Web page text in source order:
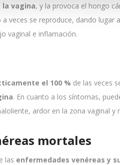
la vagina, y la provoca el hongo
veces se reproduce, dando lugar
vaginal e inflamación.
el 100 % de las veces
. En cuanto a los síntomas,
ardor en la zona vaginal y
mortales
las enfermedades venéreas y